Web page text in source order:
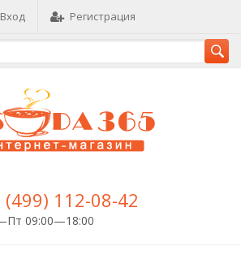
Вход Регистрация
(499) 112-08-42
09:00—18:00